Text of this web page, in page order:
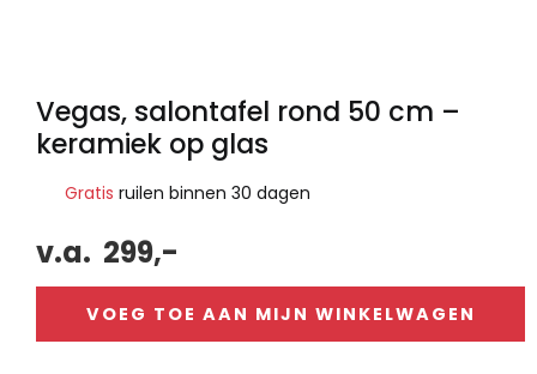
Vegas, salontafel rond 50 cm –
keramiek op glas
Gratis ruilen binnen 30 dagen
v.a. 299,-
VOEG TOE AAN MIJN WINKELWAGEN